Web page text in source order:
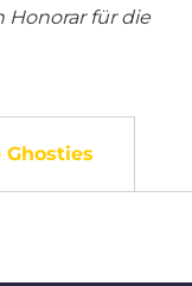
Honorar für die
Ghosties